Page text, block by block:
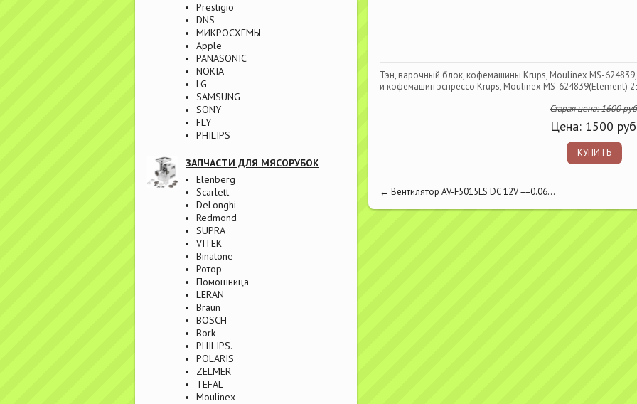
Prestigio
DNS
МИКРОСХЕМЫ
Apple
PANASONIC
NOKIA
LG
SAMSUNG
SONY
FLY
PHILIPS
ЗАПЧАСТИ ДЛЯ МЯСОРУБОК
Elenberg
Scarlett
DeLonghi
Redmond
SUPRA
VITEK
Binatone
Ротор
Помошница
LERAN
Braun
BOSCH
Bork
PHILIPS.
POLARIS
ZELMER
TEFAL
Moulinex
Тэн, варочный блок, кофемашины Krups, Moulinex MS-
и кофемашин эспрессо Krups, Moulinex MS-624839(Element)
Старая цена:1600
Цена: 1500
КУПИТЬ
← Вентилятор AV-F5015LS DC 12V ==0.06...